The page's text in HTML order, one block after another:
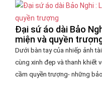
Đại sứ áo dài Bảo
miện và quyền
Dưới bàn tay của nhiếp ảnh
cùng xinh đẹp và thanh khiết
cầm quyền trượng- những